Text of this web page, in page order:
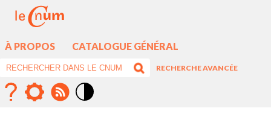
À PROPOS CATALOGUE GÉNÉRAL
RECHERCHE AVANCÉE